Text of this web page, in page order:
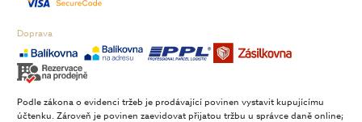
Doprava
Podle zákona o evidenci tržeb je prodávající povinen vystavit kupujícímu
účtenku. Zároveň je povinen zaevidovat přijatou tržbu u správce daně online;